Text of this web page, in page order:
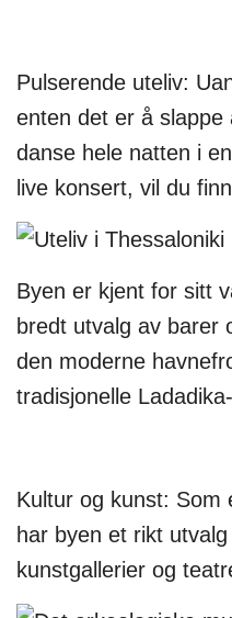
Pulserende uteliv:
enten det er å slappe
danse hele natten i
live konsert, vil du
Byen er kjent for sitt
bredt utvalg av barer
den moderne
tradisjonelle
Kultur og kunst: Som
har byen et rikt
kunstgallerier og